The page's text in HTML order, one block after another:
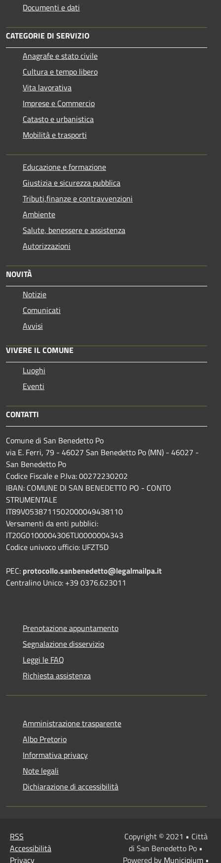
Documenti e dati
CATEGORIE DI SERVIZIO
Anagrafe e stato civile
Cultura e tempo libero
Vita lavorativa
Imprese e Commercio
Catasto e urbanistica
Mobilità e trasporti
Educazione e formazione
Giustizia e sicurezza pubblica
Tributi,finanze e contravvenzioni
Ambiente
Salute, benessere e assistenza
Autorizzazioni
NOVITÀ
Notizie
Comunicati
Avvisi
VIVERE IL COMUNE
Luoghi
Eventi
CONTATTI
Comune di San Benedetto Po
via E. Ferri, 79 - 46027 San Benedetto Po (MN) - 46027 -
San Benedetto Po
Codice Fiscale e P.Iva: 00272230202
IBAN: COMUNE DI SAN BENEDETTO PO - CONTO
STRUMENTALE
IT89V0538711502000049438110
Versamenti da enti pubblici:
IT20G0100004306TU0000004343
Codice univoco ufficio: UFZT5D
PEC: protocollo.sanbenedetto@legalmailpa.it
Centralino Unico: +39 0376.623011
Prenotazione appuntamento
Segnalazione disservizio
Leggi le FAQ
Richiesta assistenza
Amministrazione trasparente
Albo Pretorio
Informativa privacy
Note legali
Dichiarazione di accessibilità
RSS
Accessibilità
Privacy
Copyright © 2021 • Città
di San Benedetto Po •
Powered by Municipium•